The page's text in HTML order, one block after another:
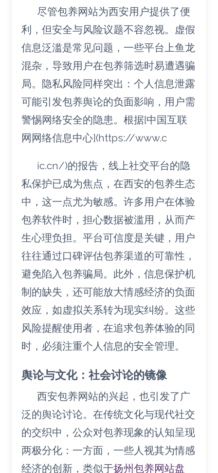
尽管包养网站为西安用户提供了便
利，但安全与风险议题不容忽视。虚假
信息泛滥是常见问题，一些平台上鱼龙
混杂，导致用户在包养筛选时易遭遇骗
局。隐私风险同样突出：个人信息泄露
可能引发包养舆论的负面影响，用户需
警惕网络安全的隐患。根据[中国互联
网网络信息中心](https://www.c
ic.cn/)的报告，线上社交平台的隐
私保护已成为焦点，在西安的包养生态
中，这一点尤为敏感。许多用户在体验
包养软件时，担心数据被滥用，从而产
生心理负担。平台可信度是关键，用户
往往通过口碑评估包养渠道的可靠性，
避免陷入包养骗局。此外，信息保护机
制的缺失，还可能放大情感经济的负面
效应，如虚拟关系转为现实纠纷。这些
风险提醒使用者，在追求包养体验的同
时，必须注重个人信息的安全管理。
舆论与文化：社会讨论的镜像
西安包养网站的兴起，也引发了广
泛的舆论讨论。在传统文化与现代社交
的交织中，公众对包养现象的认知呈现
两极分化：一方面，一些人视其为情感
经济的创新，类似于扬州包养网站盘